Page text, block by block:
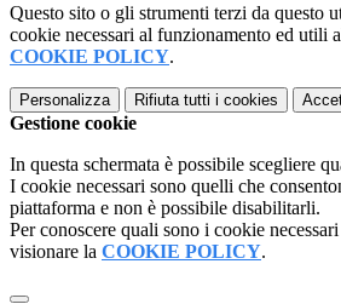
Questo sito o gli strumenti terzi da questo
cookie necessari al funzionamento ed utili
COOKIE POLICY.
Personalizza Rifiuta tutti i cookies
Gestione cookie
In questa schermata è possibile scegliere
I cookie necessari sono quelli che
piattaforma e non è possibile disabilitarli.
Per conoscere quali sono i cookie
visionare la COOKIE POLICY.